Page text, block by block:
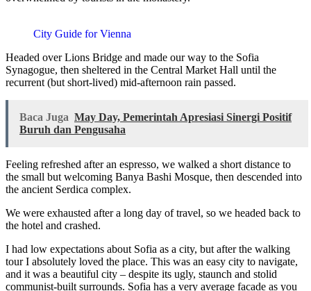
City Guide for Vienna
Headed over Lions Bridge and made our way to the Sofia
Synagogue, then sheltered in the Central Market Hall until the
recurrent (but short-lived) mid-afternoon rain passed.
Baca Juga May Day, Pemerintah Apresiasi Sinergi Positif
Buruh dan Pengusaha
Feeling refreshed after an espresso, we walked a short distance to
the small but welcoming Banya Bashi Mosque, then descended into
the ancient Serdica complex.
We were exhausted after a long day of travel, so we headed back to
the hotel and crashed.
I had low expectations about Sofia as a city, but after the walking
tour I absolutely loved the place. This was an easy city to navigate,
and it was a beautiful city – despite its ugly, staunch and stolid
communist-built surrounds. Sofia has a very average facade as you